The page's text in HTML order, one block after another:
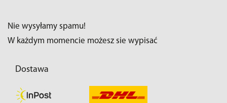
Nie wysyłamy spamu!
W każdym momencie możesz sie wypisać
Dostawa